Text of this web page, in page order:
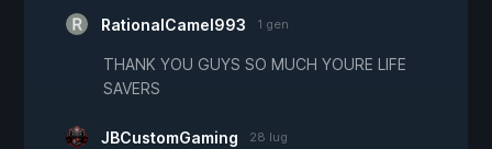
RationalCamel993 1 gen
THANK YOU GUYS SO MUCH YOURE LIFE
SAVERS
JBCustomGaming 28 lug